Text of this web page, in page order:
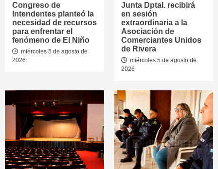
Congreso de
Intendentes planteó la
necesidad de recursos
para enfrentar el
fenómeno de El Niño
miércoles 5 de agosto de
2026
Junta Dptal. recibirá
en sesión
extraordinaria a la
Asociación de
Comerciantes Unidos
de Rivera
miércoles 5 de agosto de
2026